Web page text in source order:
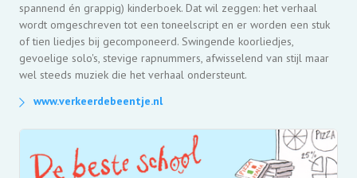
spannend én grappig) kinderboek. Dat wil zeggen: het verhaal
wordt omgeschreven tot een toneelscript en er worden een stuk
of tien liedjes bij gecomponeerd. Swingende koorliedjes,
gevoelige solo's, stevige rapnummers, afwisselend van stijl maar
wel steeds muziek die het verhaal ondersteunt.
www.verkeerdebeentje.nl